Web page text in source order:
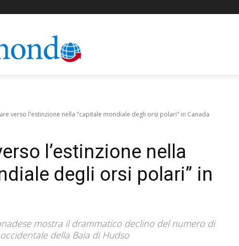
verso l'estinzione nella "capitale mondiale degli orsi polari" in Canada
l’estinzione nella
degli orsi polari” in
mostra il drammatico declino del numero di
della Baia di Hudso